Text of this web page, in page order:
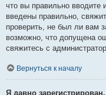
что вы правильно вводите
введены правильно,
проверить, не был ли вам
возможно, что допущена
свяжитесь с
Вернуться к началу
Я давно